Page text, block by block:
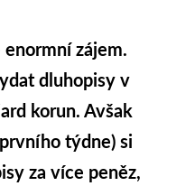
zájem.
dluhopisy v
korun. Avšak
týdne) si
za více peněz,